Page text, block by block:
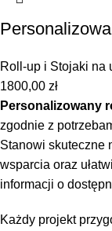
Roll-up i Stojaki na
1800,00 zł
Personalizowany
zgodnie z
Stanowi skuteczne
wsparcia oraz
informacji o
Każdy projekt